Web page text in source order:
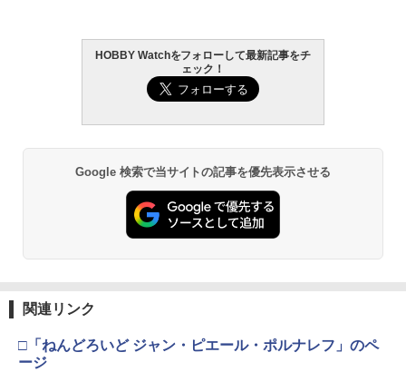
タカラトミー(TAKARA TOMY) T-SPAR
K トランスフォーマー ニューレジェンズ
NL-06 オートボット コスモス 可動フィ
TAMASHII NATIONS オリジン・オブ・
バルキリー 超時空要塞マクロス VF-1J
バルキリー45th Anniv. 約225mm ABS&
4
TAMASHII NATIONS S.H.フィギュアー
Blokees スター ウォーズ マンダロリア
ン&グローグー CC05 ディン ジャリン&
プラスチックモデル
BANDAI SPIRITS(バンダイ スピリッツ)
RG 機動戦士ガンダム 逆襲のシャア νガ
東京マルイ (TOKYO MARUI) ガスブロー
バックマシンガン No.14 20式 5.56mm
小銃 18歳以上 ガスブローバック
￥187,000
東京マルイ(TOKYO MARUI) No.21 H&K
USP HG 18歳以上エアーHOPハンドガン
￥3,409
4
￥3,815
LOCTITE(ロックタイト) シールはがし
プレミアム 220ml
タミヤ クラフトツールシリーズ No.123
先細薄刃ニッパー (ゲートカット用) プラ
モデル用工具 74123
型用接着剤 87003
HOBBY Watchをフォローして最新記事をチ
ェック！
Google 検索で当サイトの記事を優先表示させる
関連リンク
□「ねんどろいど ジャン・ピエール・ポルナレフ」のペ
ージ